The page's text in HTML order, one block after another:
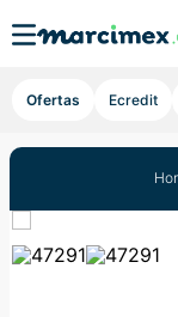
Ofertas Ecredit